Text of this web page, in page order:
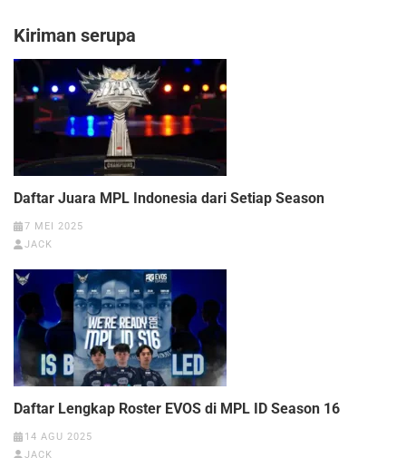
Kiriman serupa
Daftar Juara MPL Indonesia dari Setiap Season
7 MEI 2025
JACK
Daftar Lengkap Roster EVOS di MPL ID Season 16
14 AGU 2025
JACK